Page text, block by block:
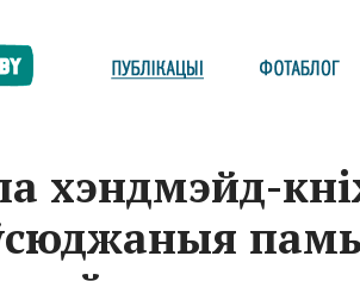
хэндмэйд-